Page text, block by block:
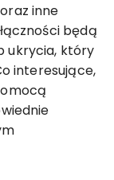
inne
będą
ukrycia, który
interesujące,